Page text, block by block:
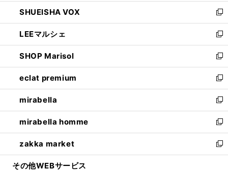
で
開
く
ン
ド
ウ
で
開
く
ウ
ィ
ン
ド
ウ
で
開
く
し
い
ウ
ィ
ン
ド
ウ
で
開
く
SHUEISHA VOX
新
し
い
ウ
ィ
ン
ド
ウ
で
開
く
LEEマルシェ
新
し
い
ウ
ィ
ン
ド
ウ
で
開
く
SHOP Marisol
新
し
い
ウ
ィ
ン
ド
ウ
で
開
eclat premium
新
し
い
ウ
ィ
ン
ド
ウ
mirabella
新
し
い
ウ
ィ
ン
mirabella homme
新
し
い
ウ
zakka market
新
し
その他WEBサービス